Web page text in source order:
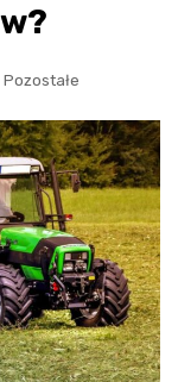
Pozostałe